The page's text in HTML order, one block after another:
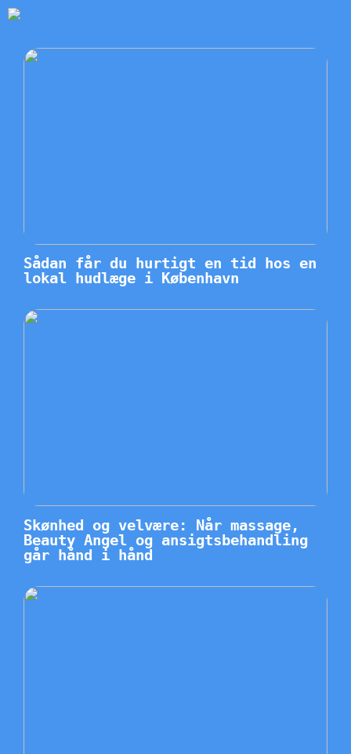
Sådan får du hurtigt en tid hos en
lokal hudlæge i København
Skønhed og velvære: Når massage,
Beauty Angel og ansigtsbehandling
går hånd i hånd